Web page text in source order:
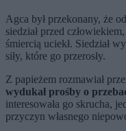
Agca był przekonany, że
siedział przed
śmiercią uciekł. Siedział
siły, które go przerosły.
Z papieżem rozmawiał
wydukał prośby o
interesowała go skrucha,
przyczyn własnego